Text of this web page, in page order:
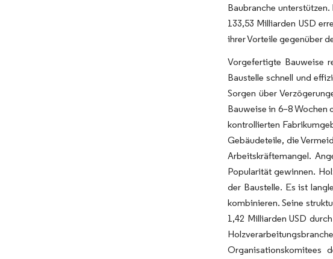
Baubranche
133,53 Milliarden USD
ihrer Vorteile gegenüber
Vorgefertigte Bauweise
Baustelle schnell und
Sorgen über
Bauweise in 6–8 Wochen
kontrollierten
Gebäudeteile, die
Arbeitskräftemangel.
Popularität gewinnen.
der Baustelle. Es ist
kombinieren. Seine
1,42 Milliarden USD
Organisationskomitees